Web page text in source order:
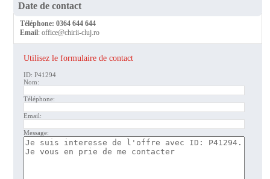
Date de contact
Téléphone:0364 644 644
Email:office@chirii-cluj.ro
Utilisez le formulaire de contact
ID: P41294
Nom:
Téléphone:
Email:
Message: